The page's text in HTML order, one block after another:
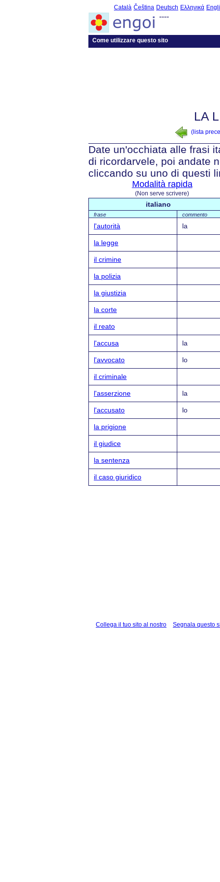
Català Čeština Deutsch Ελληνικά
----
Come utilizzare questo sito
LA
(lista
Date un'occhiata alle frasi
di ricordarvele, poi andate
cliccando su uno di questi
Modalità rapida
(Non serve scrivere)
italiano
frase commento
l'autorità la
la legge
il crimine
la polizia
la giustizia
la corte
il reato
l'accusa la
l'avvocato lo
il criminale
l'asserzione la
l'accusato lo
la prigione
il giudice
la sentenza
il caso giuridico
Collega il tuo sito al nostro Segnala questo